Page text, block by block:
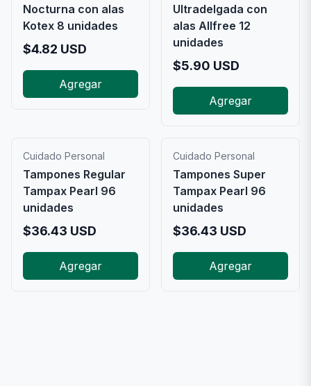
Nocturna con alas
Kotex 8 unidades
$4.82 USD
Agregar
Ultradelgada con
alas Allfree 12
unidades
$5.90 USD
Agregar
Cuidado Personal
Tampones Regular
Tampax Pearl 96
unidades
$36.43 USD
Agregar
Cuidado Personal
Tampones Super
Tampax Pearl 96
unidades
$36.43 USD
Agregar